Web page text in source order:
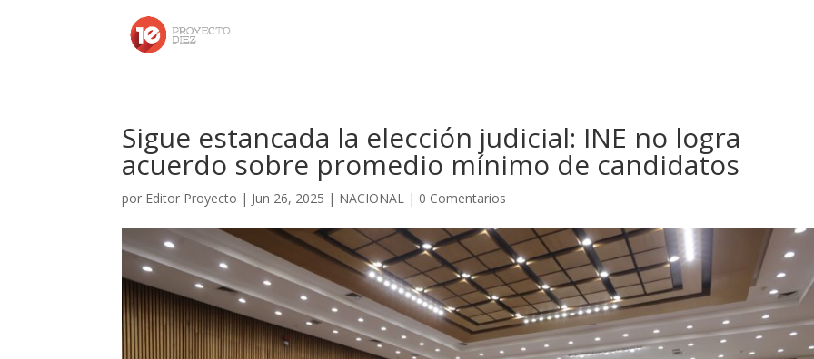
Sigue estancada la elección judicial: INE no logra
acuerdo sobre promedio mínimo de candidatos
por Editor Proyecto | Jun 26, 2025 | NACIONAL | 0 Comentarios